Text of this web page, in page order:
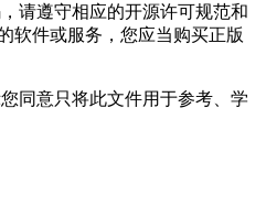
请遵守相应的开源许可规范和
软件或服务，您应当购买正版
同意只将此文件用于参考、学